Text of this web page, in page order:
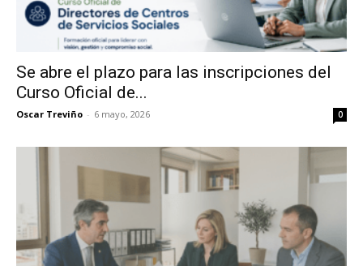
Se abre el plazo para las inscripciones del
Curso Oficial de...
Oscar Treviño - 6 mayo, 2026 0